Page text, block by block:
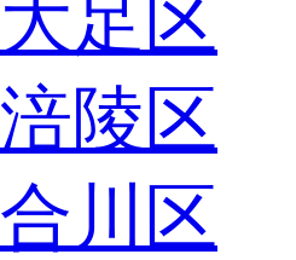
大足区
涪陵区
合川区